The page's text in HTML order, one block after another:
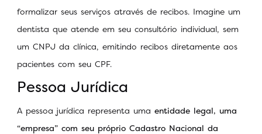
formalizar seus serviços através de recibos. Imagine um
dentista que atende em seu consultório individual, sem
um CNPJ da clínica, emitindo recibos diretamente aos
pacientes com seu CPF.
Pessoa Jurídica
A pessoa jurídica representa uma entidade legal, uma
“empresa” com seu próprio Cadastro Nacional da